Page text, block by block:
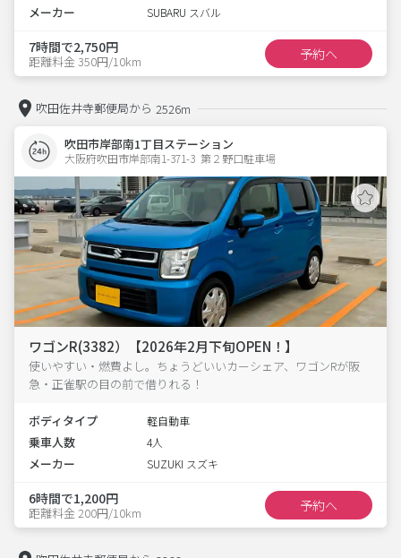
メーカー SUBARU スバル
7時間で2,750円
距離料金 350円/10km 予約へ
吹田佐井寺郵便局から 2526m
吹田市岸部南1丁目ステーション
大阪府吹田市岸部南1-371-3  第２野口駐車場
ワゴンR(3382）【2026年2月下旬OPEN！】
使いやすい・燃費よし。ちょうどいいカーシェア、ワゴンRが阪
急・正雀駅の目の前で借りれる！
ボディタイプ 軽自動車
乗車人数 4人
メーカー SUZUKI スズキ
6時間で1,200円
距離料金 200円/10km 予約へ